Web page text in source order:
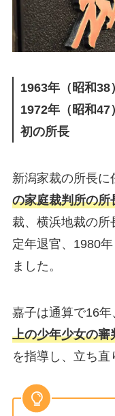
1963年（昭和38
1972年（昭和
初の所長
新潟家裁の所長に
の家庭裁判所の所
裁、横浜地裁の所
定年退官、1980
ました。
嘉子は通算で16年
上の少年少女の審
を指導し、立ち直